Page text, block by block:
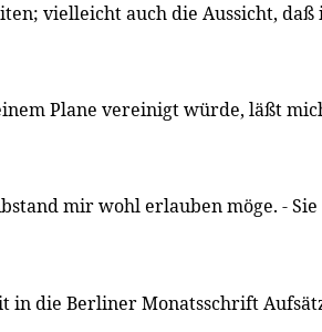
vielleicht auch die Aussicht, daß
Plane vereinigt würde, läßt
mir wohl erlauben möge. -
in die Berliner Monatsschrift